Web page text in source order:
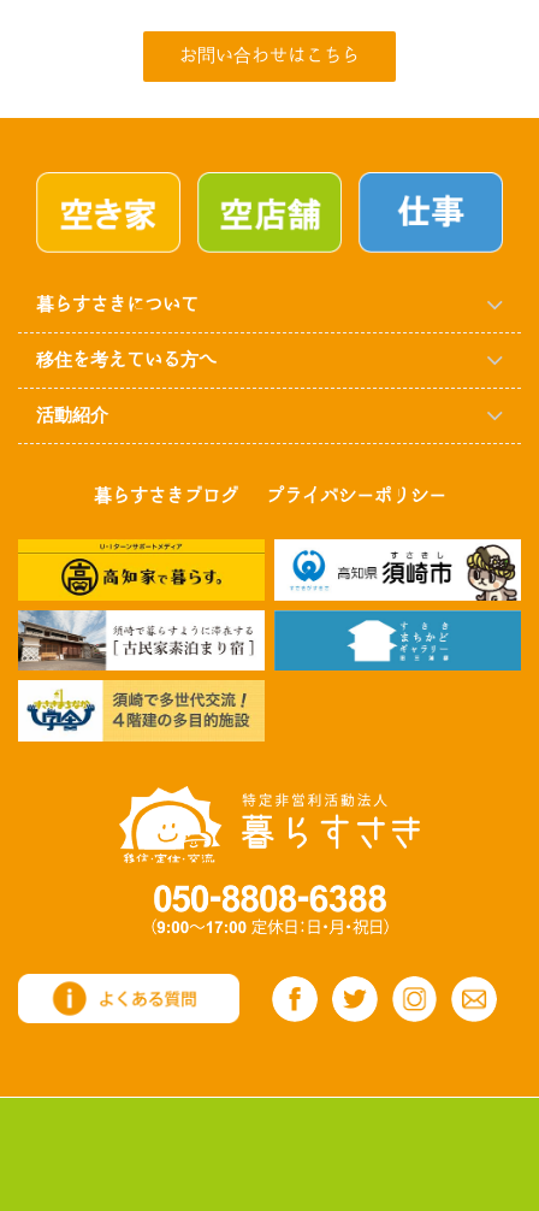
お問い合わせはこちら
暮らすさきについて
移住を考えている方へ
活動紹介
暮らすさきブログ プライバシーポリシー